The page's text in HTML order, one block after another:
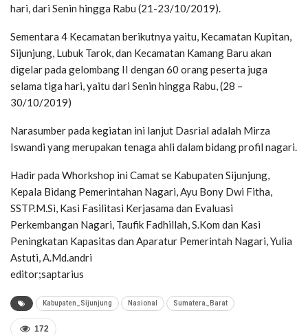
hari, dari Senin hingga Rabu (21-23/10/2019).
Sementara 4 Kecamatan berikutnya yaitu, Kecamatan Kupitan,
Sijunjung, Lubuk Tarok, dan Kecamatan Kamang Baru akan
digelar pada gelombang II dengan 60 orang peserta juga
selama tiga hari, yaitu dari Senin hingga Rabu, (28 –
30/10/2019)
Narasumber pada kegiatan ini lanjut Dasrial adalah Mirza
Iswandi yang merupakan tenaga ahli dalam bidang profil nagari.
Hadir pada Whorkshop ini Camat se Kabupaten Sijunjung,
Kepala Bidang Pemerintahan Nagari, Ayu Bony Dwi Fitha,
SSTP.M.Si, Kasi Fasilitasi Kerjasama dan Evaluasi
Perkembangan Nagari, Taufik Fadhillah, S.Kom dan Kasi
Peningkatan Kapasitas dan Aparatur Pemerintah Nagari, Yulia
Astuti, A.Md.andri
editor;saptarius
Kabupaten_Sijunjung Nasional Sumatera_Barat
172